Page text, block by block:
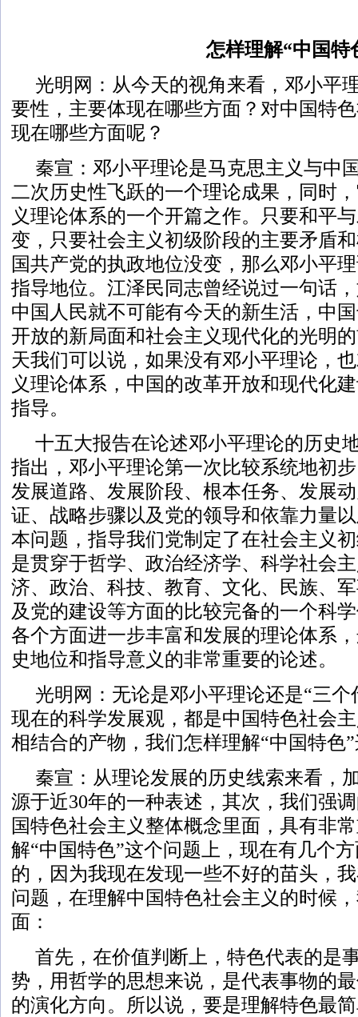
怎样理解“中国特
光明网：从今天的视角来看，邓小平
要性，主要体现在哪些方面？对中国特
现在哪些方面呢？
秦宣：邓小平理论是马克思主义与中
二次历史性飞跃的一个理论成果，同时
义理论体系的一个开篇之作。只要和平
变，只要社会主义初级阶段的主要矛盾
国共产党的执政地位没变，那么邓小平
指导地位。江泽民同志曾经说过一句话
中国人民就不可能有今天的新生活，中
开放的新局面和社会主义现代化的光明
天我们可以说，如果没有邓小平理论，
义理论体系，中国的改革开放和现代化
指导。
十五大报告在论述邓小平理论的历史
指出，邓小平理论第一次比较系统地初
发展道路、发展阶段、根本任务、发展
证、战略步骤以及党的领导和依靠力量
本问题，指导我们党制定了在社会主义
是贯穿于哲学、政治经济学、科学社会
济、政治、科技、教育、文化、民族、
及党的建设等方面的比较完备的一个科
各个方面进一步丰富和发展的理论体系
史地位和指导意义的非常重要的论述。
光明网：无论是邓小平理论还是“三
现在的科学发展观，都是中国特色社会
相结合的产物，我们怎样理解“中国特色
秦宣：从理论发展的历史线索来看，
源于近30年的一种表述，其次，我们强
国特色社会主义整体概念里面，具有非
解“中国特色”这个问题上，现在有几个
的，因为我现在发现一些不好的苗头，
问题，在理解中国特色社会主义的时候
面：
首先，在价值判断上，特色代表的是
势，用哲学的思想来说，是代表事物的
的演化方向。所以说，要是理解特色最